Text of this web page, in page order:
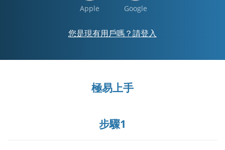
Apple Google
您是現有用戶嗎？請登入
極易上手
步驟1